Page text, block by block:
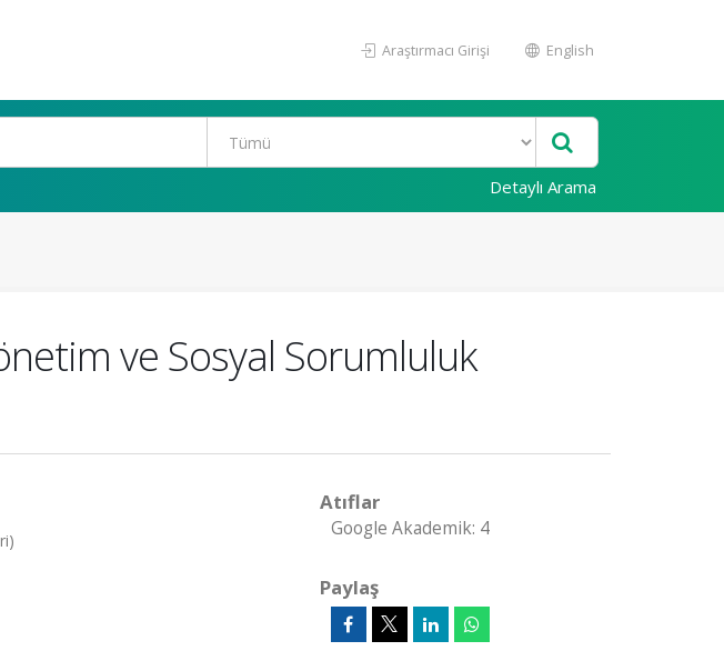
Araştırmacı Girişi English
Detaylı Arama
ve Sosyal Sorumluluk
Atıflar
Google Akademik: 4
Paylaş